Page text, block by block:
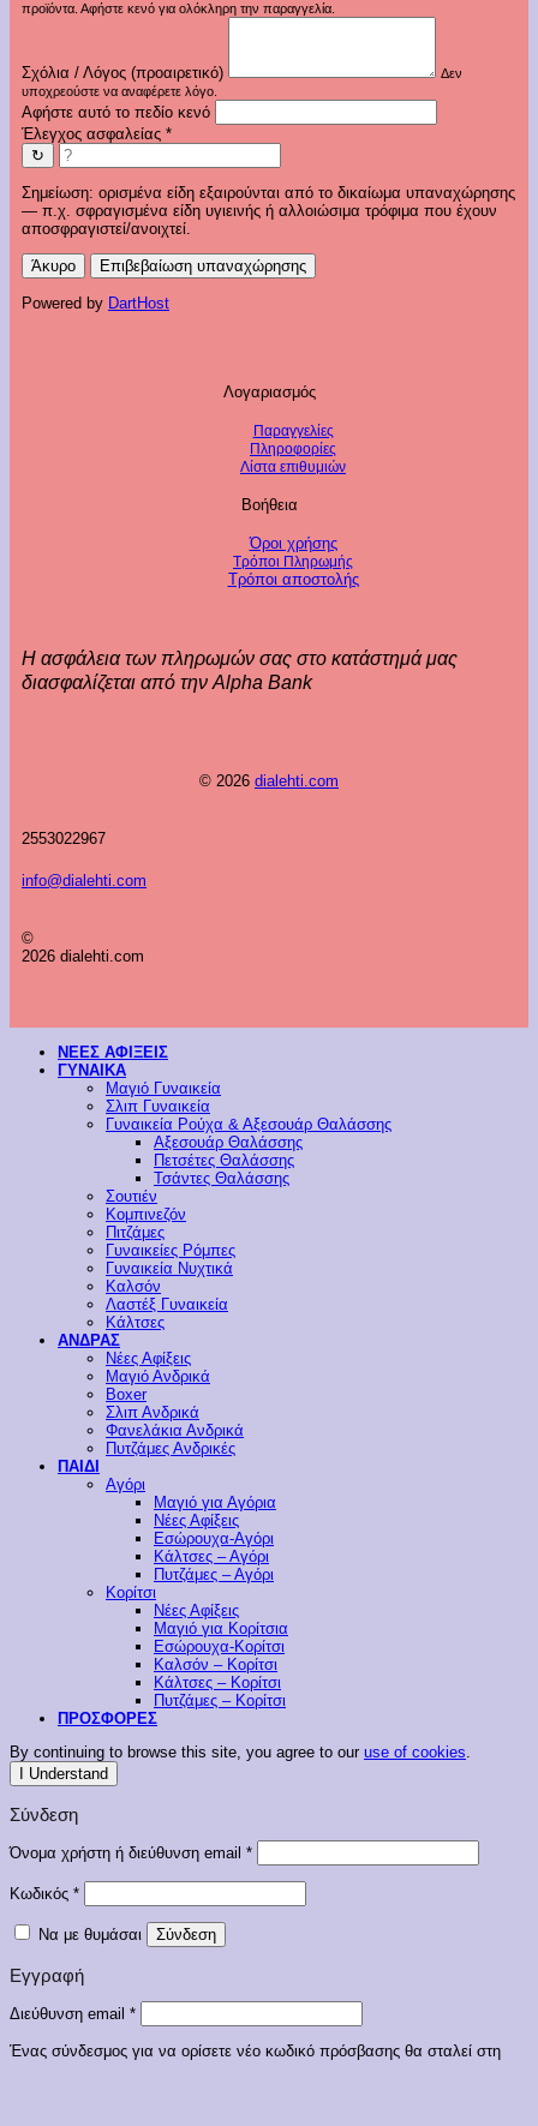
προϊόντα. Αφήστε κενό για ολόκληρη την παραγγελία.
Σχόλια / Λόγος (προαιρετικό)
Δεν
υποχρεούστε να αναφέρετε λόγο.
Αφήστε αυτό το πεδίο κενό
Έλεγχος ασφαλείας *
↻
Σημείωση: ορισμένα είδη εξαιρούνται από το δικαίωμα υπαναχώρησης
— π.χ. σφραγισμένα είδη υγιεινής ή αλλοιώσιμα τρόφιμα που έχουν
αποσφραγιστεί/ανοιχτεί.
Άκυρο Επιβεβαίωση υπαναχώρησης
Powered by DartHost
Λογαριασμός
Παραγγελίες
Πληροφορίες
Λίστα επιθυμιών
Βοήθεια
Όροι χρήσης
Τρόποι Πληρωμής
Τρόποι αποστολής
Η ασφάλεια των πληρωμών σας στο κατάστημά μας
διασφαλίζεται από την Alpha Bank
© 2026 dialehti.com
2553022967
info@dialehti.com
©
2026 dialehti.com
ΝΕΕΣ ΑΦΙΞΕΙΣ
ΓΥΝΑΙΚΑ
Μαγιό Γυναικεία
Σλιπ Γυναικεία
Γυναικεία Ρούχα & Αξεσουάρ Θαλάσσης
Αξεσουάρ Θαλάσσης
Πετσέτες Θαλάσσης
Τσάντες Θαλάσσης
Σουτιέν
Κομπινεζόν
Πιτζάμες
Γυναικείες Ρόμπες
Γυναικεία Νυχτικά
Καλσόν
Λαστέξ Γυναικεία
Κάλτσες
ΑΝΔΡΑΣ
Νέες Αφίξεις
Μαγιό Ανδρικά
Boxer
Σλιπ Ανδρικά
Φανελάκια Ανδρικά
Πυτζάμες Ανδρικές
ΠΑΙΔΙ
Αγόρι
Μαγιό για Αγόρια
Νέες Αφίξεις
Εσώρουχα-Αγόρι
Κάλτσες – Αγόρι
Πυτζάμες – Αγόρι
Κορίτσι
Νέες Αφίξεις
Μαγιό για Κορίτσια
Εσώρουχα-Κορίτσι
Καλσόν – Κορίτσι
Κάλτσες – Κορίτσι
Πυτζάμες – Κορίτσι
ΠΡΟΣΦΟΡΕΣ
By continuing to browse this site, you agree to our use of cookies.
I Understand
Σύνδεση
Όνομα χρήστη ή διεύθυνση email *Απαιτείται
Κωδικός *Απαιτείται
Να με θυμάσαι Σύνδεση
Εγγραφή
Διεύθυνση email *Απαιτείται
Ένας σύνδεσμος για να ορίσετε νέο κωδικό πρόσβασης θα σταλεί στη